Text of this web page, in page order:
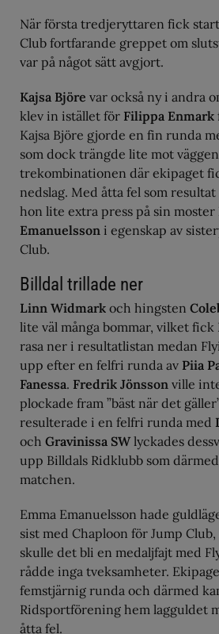
När första tredjeryttaren fick
Club fortfarande greppet om
var på något sätt avgjort.
Kajsa Björe var också ny i andra
klev in istället för Filippa Enmark
Kajsa Björe gjorde en fin runda
som dock trängde lite mot
trekombinationen där ekipaget
nedslag. Med åtta fel som
hon lite extra press på sin moster
Emanuelsson i egenskap av
Club.
Billdal trillade ner
Linn Widmark och hingsten
lite väl många bommar, vilket
rasa ner i resultatlistan medan
upp efter en felfri runda av Piia
Fanessa. Fredrik Jönsson ville
plockade fram ”bäst när det
resulterade i en felfri runda med
och Gravinissa SW lyckades
upp Billdals Ridklubb som
matchen.
Emma Emanuelsson hade
sist med Chaploon för Jump Club,
skulle det bli en medaljfajt med
rådde inga tveksamheter.
femstjärnig runda och därmed
Ridsportförening hem lagguldet
åtta fel.